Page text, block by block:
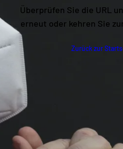
Überprüfen Sie die URL
erneut oder kehren Sie
Zurück zur